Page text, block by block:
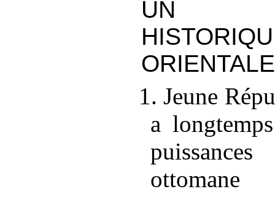
UN
ORIENTALE
1. Jeune
a
ottomane